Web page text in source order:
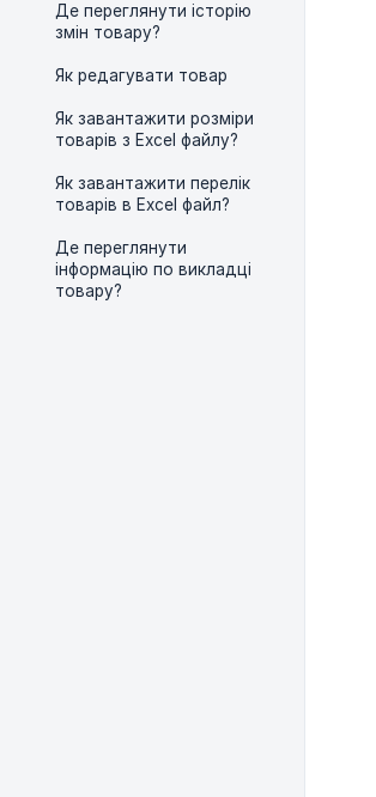
Де переглянути історію
змін товару?
Як редагувати товар
Як завантажити розміри
товарів з Excel файлу?
Як завантажити перелік
товарів в Excel файл?
Де переглянути
інформацію по викладці
товару?